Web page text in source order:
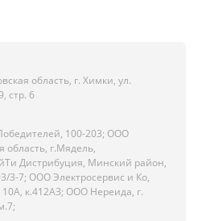
область, г. Химки, ул.
стр. 6
100-203; ООО
г.Мядель,
Дистрибуция, Минский район,
3-7; ООО Электросервис и Ко,
к.412АЗ; ООО Нереида, г.